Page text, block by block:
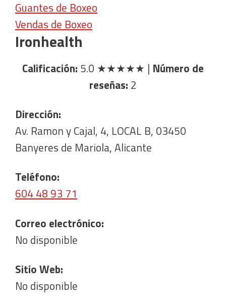
Guantes de Boxeo
Vendas de Boxeo
Ironhealth
Calificación: 5.0 ★★★★★ | Número de
reseñas: 2
Dirección:
Av. Ramon y Cajal, 4, LOCAL B, 03450
Banyeres de Mariola, Alicante
Teléfono:
604 48 93 71
Correo electrónico:
No disponible
Sitio Web:
No disponible